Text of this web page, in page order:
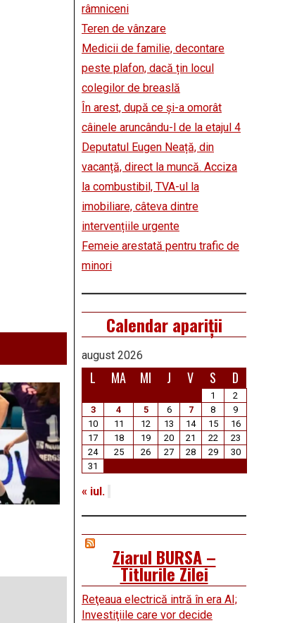
râmniceni
Teren de vânzare
Medicii de familie, decontare
peste plafon, dacă țin locul
colegilor de breaslă
În arest, după ce și-a omorât
câinele aruncându-l de la etajul 4
Deputatul Eugen Neață, din
vacanță, direct la muncă. Acciza
la combustibil, TVA-ul la
imobiliare, câteva dintre
intervențiile urgente
Femeie arestată pentru trafic de
minori
Calendar apariții
august 2026
L MA MI J V S D
1
2
3
4 5 6 7 8
9
10
11 12 13 14 15
16
17
18 19 20 21 22
23
24
25 26 27 28 29
30
31
« iul.
Ziarul BURSA –
Titlurile Zilei
Reţeaua electrică intră în era AI;
Investiţiile care vor decide